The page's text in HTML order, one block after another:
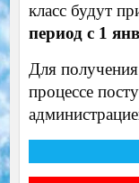
класс будут
период с 1
Для
процессе